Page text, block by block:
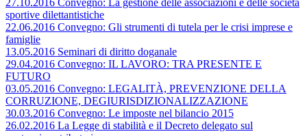
27.10.2016 Convegno: La gestione delle associazioni e delle società
sportive dilettantistiche
22.06.2016 Convegno: Gli strumenti di tutela per le crisi imprese e
famiglie
13.05.2016 Seminari di diritto doganale
29.04.2016 Convegno: IL LAVORO: TRA PRESENTE E
FUTURO
03.05.2016 Convegno: LEGALITÀ, PREVENZIONE DELLA
CORRUZIONE, DEGIURISDIZIONALIZZAZIONE
30.03.2016 Convegno: Le imposte nel bilancio 2015
26.02.2016 La Legge di stabilità e il Decreto delegato sul